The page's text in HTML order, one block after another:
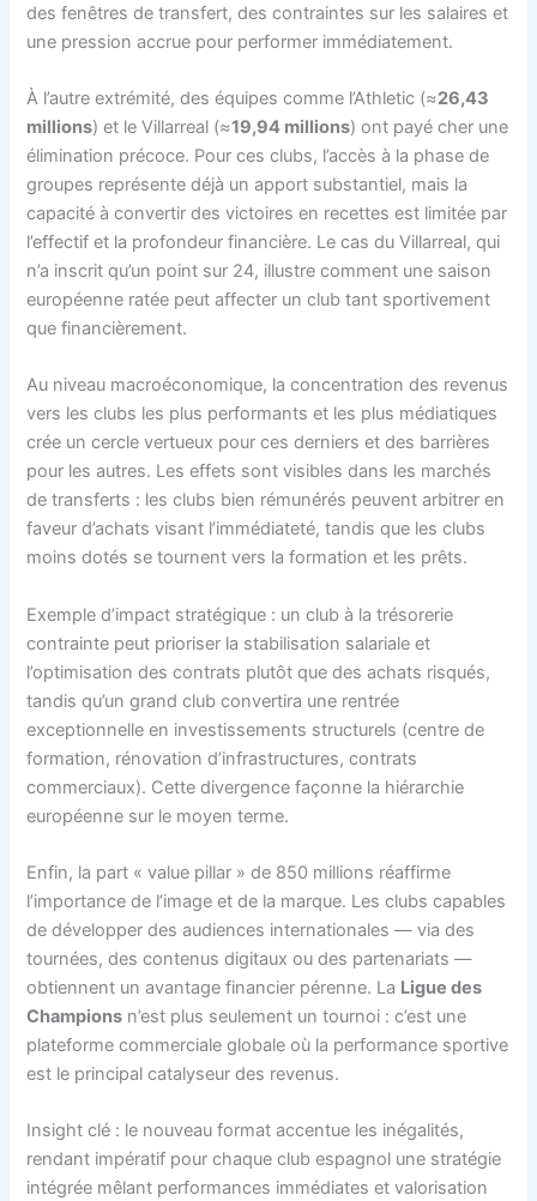
des fenêtres de transfert, des contraintes sur les salaires et
une pression accrue pour performer immédiatement.
À l’autre extrémité, des équipes comme l’Athletic (≈26,43
millions) et le Villarreal (≈19,94 millions) ont payé cher une
élimination précoce. Pour ces clubs, l’accès à la phase de
groupes représente déjà un apport substantiel, mais la
capacité à convertir des victoires en recettes est limitée par
l’effectif et la profondeur financière. Le cas du Villarreal, qui
n’a inscrit qu’un point sur 24, illustre comment une saison
européenne ratée peut affecter un club tant sportivement
que financièrement.
Au niveau macroéconomique, la concentration des revenus
vers les clubs les plus performants et les plus médiatiques
crée un cercle vertueux pour ces derniers et des barrières
pour les autres. Les effets sont visibles dans les marchés
de transferts : les clubs bien rémunérés peuvent arbitrer en
faveur d’achats visant l’immédiateté, tandis que les clubs
moins dotés se tournent vers la formation et les prêts.
Exemple d’impact stratégique : un club à la trésorerie
contrainte peut prioriser la stabilisation salariale et
l’optimisation des contrats plutôt que des achats risqués,
tandis qu’un grand club convertira une rentrée
exceptionnelle en investissements structurels (centre de
formation, rénovation d’infrastructures, contrats
commerciaux). Cette divergence façonne la hiérarchie
européenne sur le moyen terme.
Enfin, la part « value pillar » de 850 millions réaffirme
l’importance de l’image et de la marque. Les clubs capables
de développer des audiences internationales — via des
tournées, des contenus digitaux ou des partenariats —
obtiennent un avantage financier pérenne. La Ligue des
Champions n’est plus seulement un tournoi : c’est une
plateforme commerciale globale où la performance sportive
est le principal catalyseur des revenus.
Insight clé : le nouveau format accentue les inégalités,
rendant impératif pour chaque club espagnol une stratégie
intégrée mêlant performances immédiates et valorisation